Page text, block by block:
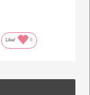
Like! 0